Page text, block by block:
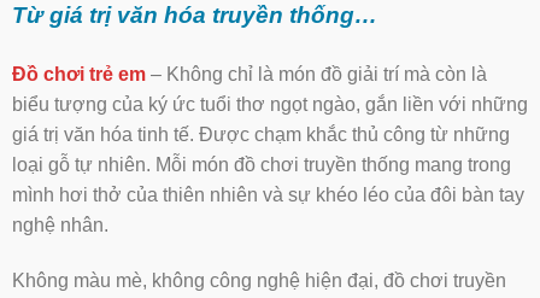
Từ giá trị văn hóa truyền thống…
Đồ chơi trẻ em– Không chỉ là món đồ giải trí mà còn là
biểu tượng của ký ức tuổi thơ ngọt ngào, gắn liền với những
giá trị văn hóa tinh tế. Được chạm khắc thủ công từ những
loại gỗ tự nhiên. Mỗi món đồ chơi truyền thống mang trong
mình hơi thở của thiên nhiên và sự khéo léo của đôi bàn tay
nghệ nhân.
Không màu mè, không công nghệ hiện đại, đồ chơi truyền